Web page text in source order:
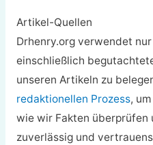
Artikel-Quellen
Drhenry.org verwendet
einschließlich
unseren Artikeln zu
redaktionellen Prozess,
wie wir Fakten überprüfen
zuverlässig und